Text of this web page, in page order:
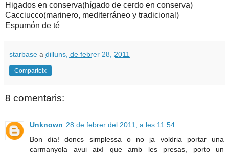
Higados en conserva(hígado de cerdo en conserva)
Cacciucco(marinero, mediterráneo y tradicional)
Espumón de té
starbase a dilluns, de febrer 28, 2011
Comparteix
8 comentaris:
Unknown 28 de febrer del 2011, a les 11:54
Bon dia! doncs simplessa o no ja voldria portar una
carmanyola avui així que amb les presas, porto un